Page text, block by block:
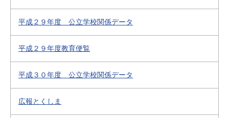
平成２９年度 公立学校関係データ
平成２９年度教育便覧
平成３０年度 公立学校関係データ
広報とくしま